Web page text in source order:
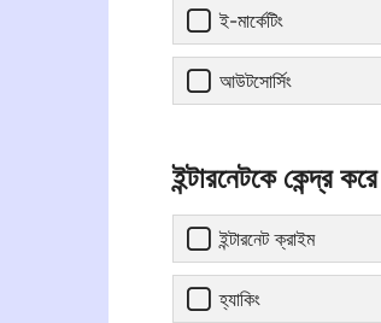
ই-মার্কেটিং
আউটসোর্সিং
ইন্টারনেটকে কেন্দ্র
ইন্টারনেট ক্রাইম
হ্যাকিং